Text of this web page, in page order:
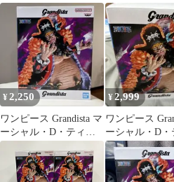
り プライズ
¥2,250
ワンピース Grandista マ
ーシャル・D・ティー
チ フィギュア
¥2,999
ワンピース
ーシャル・D・
チ フィギュア